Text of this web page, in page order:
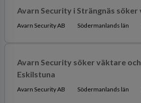
Avarn Security i Strängnäs
Avarn Security AB Södermanlands län
Avarn Security söker väktare
Eskilstuna
Avarn Security AB Södermanlands län